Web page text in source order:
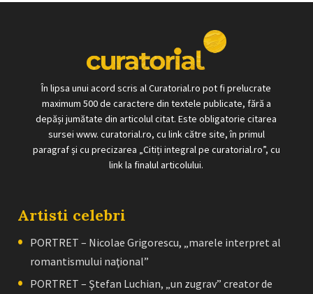
În lipsa unui acord scris al Curatorial.ro pot fi prelucrate
maximum 500 de caractere din textele publicate, fără a
depăși jumătate din articolul citat. Este obligatorie citarea
sursei www. curatorial.ro, cu link către site, în primul
paragraf și cu precizarea „Citiți integral pe curatorial.ro”, cu
link la finalul articolului.
Artisti celebri
PORTRET – Nicolae Grigorescu, „marele interpret al
romantismului naţional”
PORTRET – Ştefan Luchian, „un zugrav” creator de